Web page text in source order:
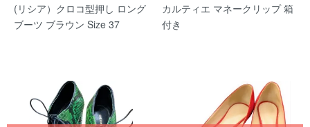
(リシア）クロコ型押し ロング
ブーツ ブラウン Size 37
カルティエ マネークリップ 箱
付き